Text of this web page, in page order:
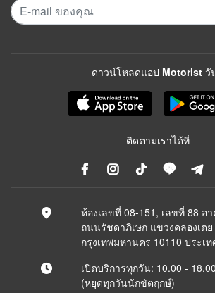
ดาวน์โหลดแอป Motorist วั
ติดตามเราได้ที่
ห้องเลขที่ 08-151, เลขที่ 88 อ
ถนนรัชดาภิเษก แขวงคลองเตย
กรุงเทพมหานคร 10110 ประเท
เปิดบริการทุกวัน: 10.00 -
(หยุดทุกวันนักขัตฤกษ์)